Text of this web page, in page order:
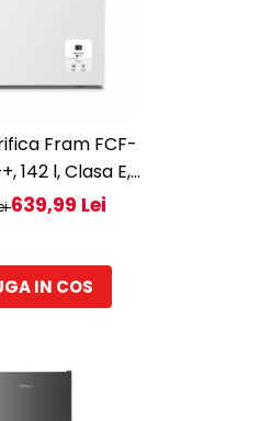
Fram FCF-
142 l, Clasa E,
Congelator,
639,99 Lei
IN COS